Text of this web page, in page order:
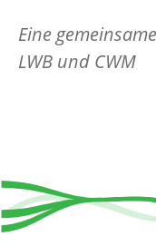
Eine
LWB und CWM